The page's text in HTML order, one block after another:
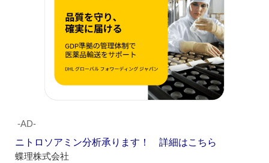
‐AD‐
ニトロソアミン分析承ります！ 詳細はこちら
蝶理株式会社